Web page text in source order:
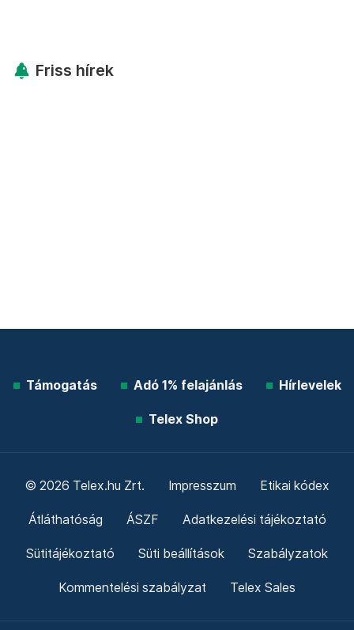
Friss hírek
Támogatás Adó 1% felajánlás Hírlevelek
Telex Shop
© 2026 Telex.hu Zrt. Impresszum Etikai kódex
Átláthatóság ÁSZF Adatkezelési tájékoztató
Sütitájékoztató Süti beállítások Szabályzatok
Kommentelési szabályzat Telex Sales